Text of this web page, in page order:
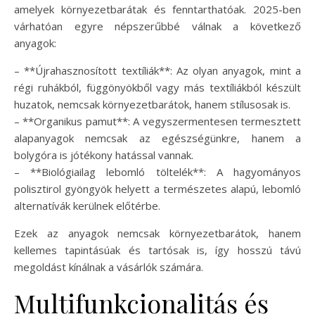
amelyek környezetbarátak és fenntarthatóak. 2025-ben
várhatóan egyre népszerűbbé válnak a következő
anyagok:
– **Újrahasznosított textíliák**: Az olyan anyagok, mint a
régi ruhákból, függönyökből vagy más textíliákból készült
huzatok, nemcsak környezetbarátok, hanem stílusosak is.
– **Organikus pamut**: A vegyszermentesen termesztett
alapanyagok nemcsak az egészségünkre, hanem a
bolygóra is jótékony hatással vannak.
– **Biológiailag lebomló töltelék**: A hagyományos
polisztirol gyöngyök helyett a természetes alapú, lebomló
alternatívák kerülnek előtérbe.
Ezek az anyagok nemcsak környezetbarátok, hanem
kellemes tapintásúak és tartósak is, így hosszú távú
megoldást kínálnak a vásárlók számára.
Multifunkcionalitás és